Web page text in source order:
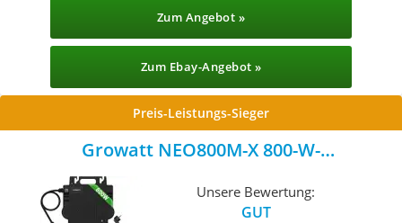
Zum Angebot »
Zum Ebay-Angebot »
Preis-Leistungs-Sieger
Growatt NEO800M-X 800-W-
Mikrowechselrichter
Unsere Bewertung:
GUT